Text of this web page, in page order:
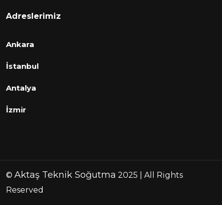
Adreslerimiz
Ankara
İstanbul
Antalya
İzmir
© Aktaş Teknik Soğutma 2025 | All Rights
Reserved